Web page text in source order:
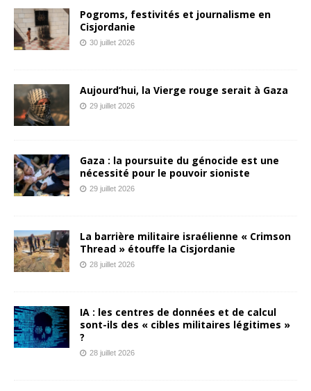
Pogroms, festivités et journalisme en
Cisjordanie
30 juillet 2026
Aujourd’hui, la Vierge rouge serait à Gaza
29 juillet 2026
Gaza : la poursuite du génocide est une
nécessité pour le pouvoir sioniste
29 juillet 2026
La barrière militaire israélienne « Crimson
Thread » étouffe la Cisjordanie
28 juillet 2026
IA : les centres de données et de calcul
sont-ils des « cibles militaires légitimes »
?
28 juillet 2026